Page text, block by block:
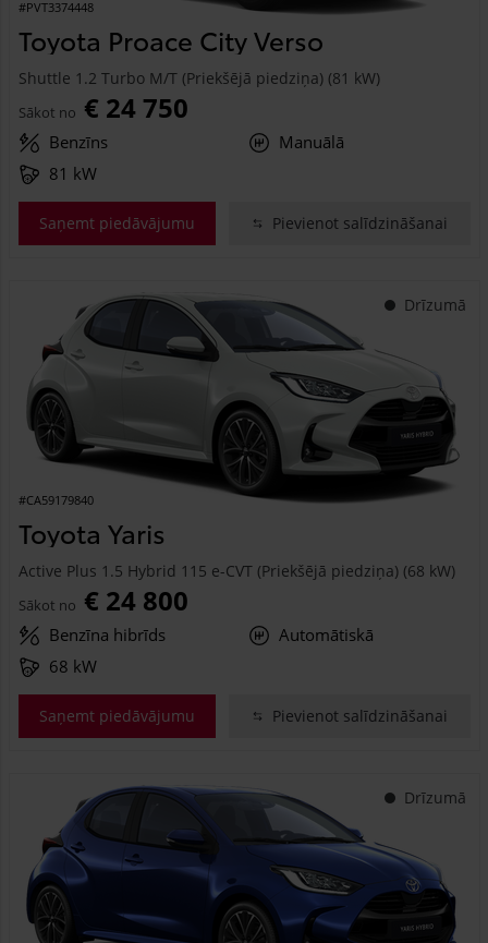
#PVT3374448
Toyota Proace City Verso
Shuttle 1.2 Turbo M/T (Priekšējā piedziņa) (81 kW)
Sākot no € 24 750
Benzīns
Manuālā
81 kW
Saņemt piedāvājumu Pievienot salīdzināšanai
Drīzumā
#CA59179840
Toyota Yaris
Active Plus 1.5 Hybrid 115 e-CVT (Priekšējā piedziņa) (68 kW)
Sākot no € 24 800
Benzīna hibrīds
Automātiskā
68 kW
Saņemt piedāvājumu Pievienot salīdzināšanai
Drīzumā